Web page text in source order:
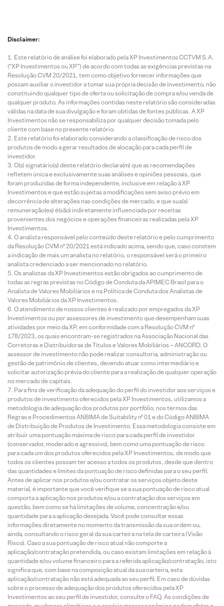
Disclaimer:
Este relatório de análise foi elaborado pela XP Investimentos CCTVM S.A.
(“XP Investimentos ou XP”) de acordo com todas as exigências previstas na
Resolução CVM 20/2021, tem como objetivo fornecer informações que
possam auxiliar o investidor a tomar sua própria decisão de investimento, não
constituindo qualquer tipo de oferta ou solicitação de compra e/ou venda de
qualquer produto. As informações contidas neste relatório são consideradas
válidas na data de sua divulgação e foram obtidas de fontes públicas. A XP
Investimentos não se responsabiliza por qualquer decisão tomada pelo
cliente com base no presente relatório.
Este relatório foi elaborado considerando a classificação de risco dos
produtos de modo a gerar resultados de alocação para cada perfil de
investidor.
O(s) signatário(s) deste relatório declara(m) que as recomendações
refletem única e exclusivamente suas análises e opiniões pessoais, que
foram produzidas de forma independente, inclusive em relação à XP
Investimentos e que estão sujeitas a modificações sem aviso prévio em
decorrência de alterações nas condições de mercado, e que sua(s)
remuneração(es) é(são) indiretamente influenciada por receitas
provenientes dos negócios e operações financeiras realizadas pela XP
Investimentos.
O analista responsável pelo conteúdo deste relatório e pelo cumprimento
da Resolução CVM nº 20/2021 está indicado acima, sendo que, caso constem
a indicação de mais um analista no relatório, o responsável será o primeiro
analista credenciado a ser mencionado no relatório.
Os analistas da XP Investimentos estão obrigados ao cumprimento de
todas as regras previstas no Código de Conduta da APIMEC Brasil para o
Analista de Valores Mobiliários e na Política de Conduta dos Analistas de
Valores Mobiliários da XP Investimentos.
O atendimento de nossos clientes é realizado por empregados da XP
Investimentos ou por assessores de investimento que desempenham suas
atividades por meio da XP, em conformidade com a Resolução CVM nº
178/2023, os quais encontram-se registrados na Associação Nacional das
Corretoras e Distribuidoras de Títulos e Valores Mobiliários – ANCORD. O
assessor de investimento não pode realizar consultoria, administração ou
gestão de patrimônio de clientes, devendo atuar como intermediário e
solicitar autorização prévia do cliente para a realização de qualquer operação
no mercado de capitais.
Para fins de verificação da adequação do perfil do investidor aos serviços e
produtos de investimento oferecidos pela XP Investimentos, utilizamos a
metodologia de adequação dos produtos por portfólio, nos termos das
Regras e Procedimentos ANBIMA de Suitability nº 01 e do Código ANBIMA
de Distribuição de Produtos de Investimento. Essa metodologia consiste em
atribuir uma pontuação máxima de risco para cada perfil de investidor
(conservador, moderado e agressivo), bem como uma pontuação de risco
para cada um dos produtos oferecidos pela XP Investimentos, de modo que
todos os clientes possam ter acesso a todos os produtos, desde que dentro
das quantidades e limites da pontuação de risco definidas para o seu perfil.
Antes de aplicar nos produtos e/ou contratar os serviços objeto deste
material, é importante que você verifique se a sua pontuação de risco atual
comporta a aplicação nos produtos e/ou a contratação dos serviços em
questão, bem como se há limitações de volume, concentração e/ou
quantidade para a aplicação desejada. Você pode consultar essas
informações diretamente no momento da transmissão da sua ordem ou,
ainda, consultando o risco geral da sua carteira na tela de carteira (Visão
Risco). Caso a sua pontuação de risco atual não comporte a
aplicação/contratação pretendida, ou caso existam limitações em relação à
quantidade e/ou volume financeiro para a referida aplicação/contratação, isto
significa que, com base na composição atual da sua carteira, esta
aplicação/contratação não está adequada ao seu perfil. Em caso de dúvidas
sobre o processo de adequação dos produtos oferecidos pela XP
Investimentos ao seu perfil de investidor, consulte o FAQ. As condições de